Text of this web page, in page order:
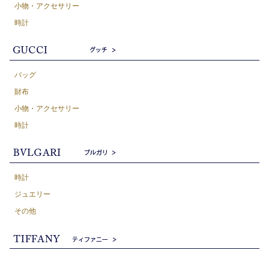
小物・アクセサリー
時計
バッグ
財布
小物・アクセサリー
時計
時計
ジュエリー
その他